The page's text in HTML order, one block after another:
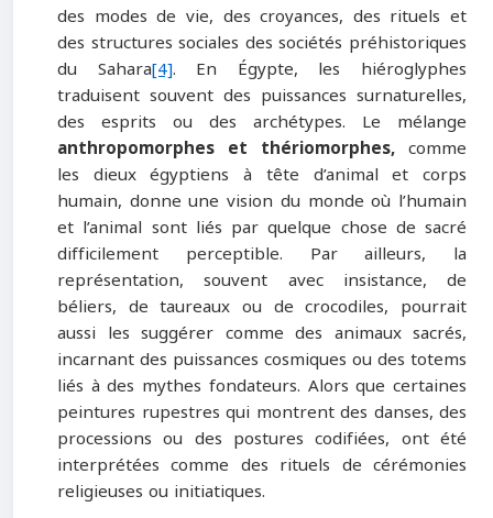
des modes de vie, des croyances, des rituels et
des structures sociales des sociétés préhistoriques
du Sahara[4]. En Égypte, les hiéroglyphes
traduisent souvent des puissances surnaturelles,
des esprits ou des archétypes. Le mélange
anthropomorphes et thériomorphes, comme
les dieux égyptiens à tête d’animal et corps
humain, donne une vision du monde où l’humain
et l’animal sont liés par quelque chose de sacré
difficilement perceptible. Par ailleurs, la
représentation, souvent avec insistance, de
béliers, de taureaux ou de crocodiles, pourrait
aussi les suggérer comme des animaux sacrés,
incarnant des puissances cosmiques ou des totems
liés à des mythes fondateurs. Alors que certaines
peintures rupestres qui montrent des danses, des
processions ou des postures codifiées, ont été
interprétées comme des rituels de cérémonies
religieuses ou initiatiques.